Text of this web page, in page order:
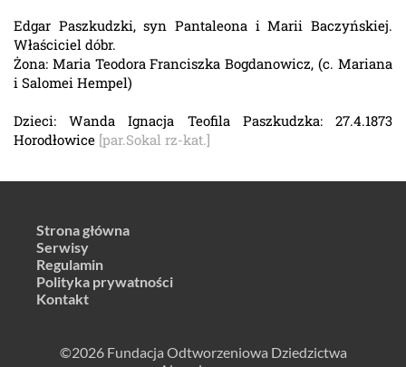
Edgar Paszkudzki, syn Pantaleona i Marii Baczyńskiej.
Właściciel dóbr.
Żona: Maria Teodora Franciszka Bogdanowicz, (c. Mariana
i Salomei Hempel)
Dzieci: Wanda Ignacja Teofila Paszkudzka: 27.4.1873
Horodłowice [par.Sokal rz-kat.]
Strona główna
Serwisy
Regulamin
Polityka prywatności
Kontakt
©2026 Fundacja Odtworzeniowa Dziedzictwa